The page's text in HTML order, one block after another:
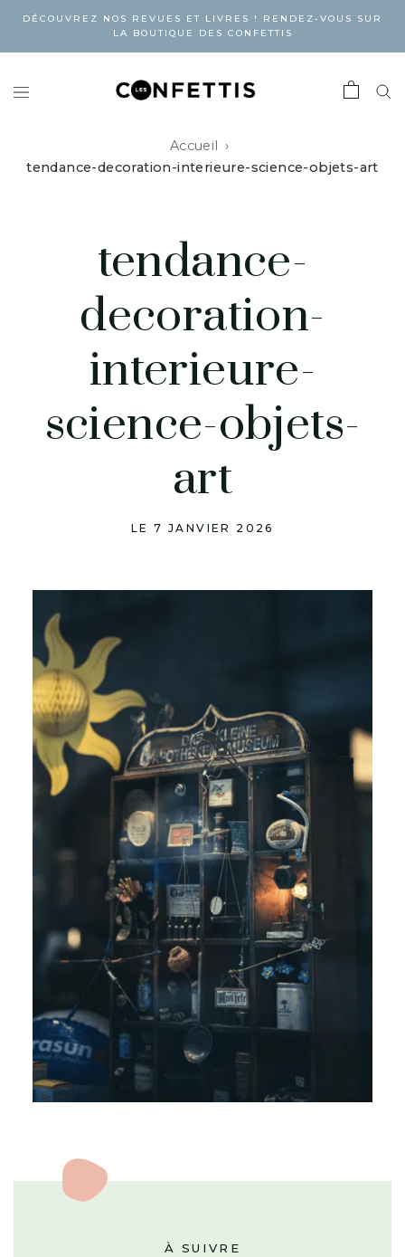
DÉCOUVREZ NOS REVUES ET LIVRES ! RENDEZ-VOUS SUR
LA BOUTIQUE DES CONFETTIS
Accueil
tendance-decoration-interieure-science-objets-art
tendance-
decoration-
interieure-
science-objets-
art
LE 7 JANVIER 2026
À SUIVRE